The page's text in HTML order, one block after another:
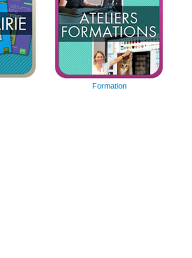
Formation